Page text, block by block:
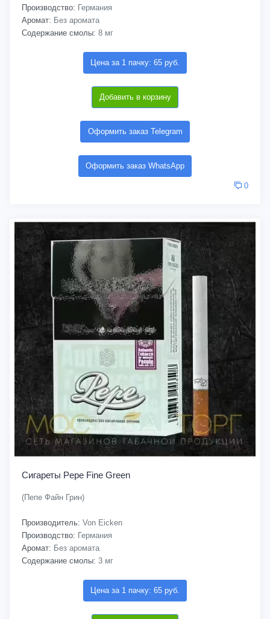
Производство: Германия
Аромат: Без аромата
Содержание смолы: 8 мг
Цена за 1 пачку: 65 руб.
Добавить в корзину
Оформить заказ Telegram
Оформить заказ WhatsApp
0
Сигареты Pepe Fine Green
(Пепе Файн Грин)
Производитель: Von Eicken
Производство: Германия
Аромат: Без аромата
Содержание смолы: 3 мг
Цена за 1 пачку: 65 руб.